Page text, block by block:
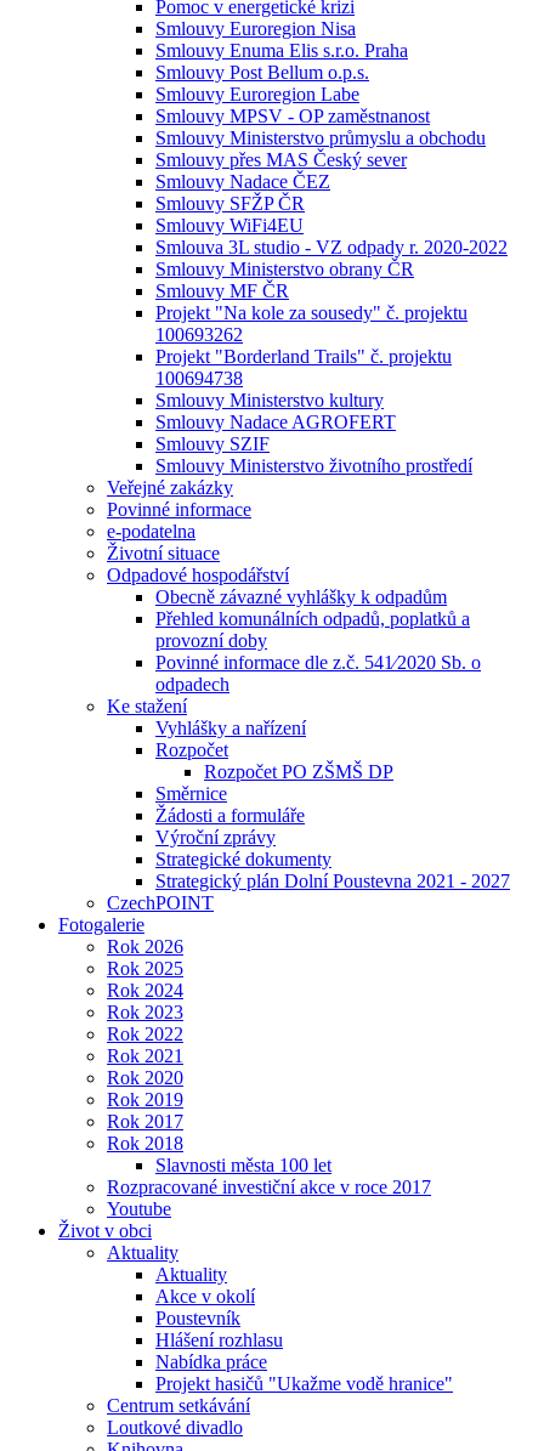
Pomoc v energetické krizi
Smlouvy Euroregion Nisa
Smlouvy Enuma Elis s.r.o. Praha
Smlouvy Post Bellum o.p.s.
Smlouvy Euroregion Labe
Smlouvy MPSV - OP zaměstnanost
Smlouvy Ministerstvo průmyslu a obchodu
Smlouvy přes MAS Český sever
Smlouvy Nadace ČEZ
Smlouvy SFŽP ČR
Smlouvy WiFi4EU
Smlouva 3L studio - VZ odpady r. 2020-2022
Smlouvy Ministerstvo obrany ČR
Smlouvy MF ČR
Projekt "Na kole za sousedy" č. projektu
100693262
Projekt "Borderland Trails" č. projektu
100694738
Smlouvy Ministerstvo kultury
Smlouvy Nadace AGROFERT
Smlouvy SZIF
Smlouvy Ministerstvo životního prostředí
Veřejné zakázky
Povinné informace
e-podatelna
Životní situace
Odpadové hospodářství
Obecně závazné vyhlášky k odpadům
Přehled komunálních odpadů, poplatků a
provozní doby
Povinné informace dle z.č. 541⁄2020 Sb. o
odpadech
Ke stažení
Vyhlášky a nařízení
Rozpočet
Rozpočet PO ZŠMŠ DP
Směrnice
Žádosti a formuláře
Výroční zprávy
Strategické dokumenty
Strategický plán Dolní Poustevna 2021 - 2027
CzechPOINT
Fotogalerie
Rok 2026
Rok 2025
Rok 2024
Rok 2023
Rok 2022
Rok 2021
Rok 2020
Rok 2019
Rok 2017
Rok 2018
Slavnosti města 100 let
Rozpracované investiční akce v roce 2017
Youtube
Život v obci
Aktuality
Aktuality
Akce v okolí
Poustevník
Hlášení rozhlasu
Nabídka práce
Projekt hasičů "Ukažme vodě hranice"
Centrum setkávání
Loutkové divadlo